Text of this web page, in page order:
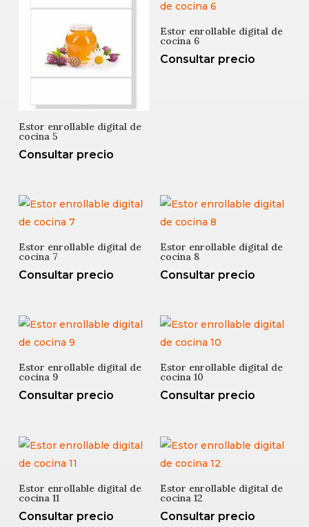
Estor enrollable digital de
cocina 5
Consultar precio
Estor enrollable digital de
cocina 6
Consultar precio
Estor enrollable digital de
cocina 7
Consultar precio
Estor enrollable digital de
cocina 8
Consultar precio
Estor enrollable digital de
cocina 9
Consultar precio
Estor enrollable digital de
cocina 10
Consultar precio
Estor enrollable digital de
cocina 11
Consultar precio
Estor enrollable digital de
cocina 12
Consultar precio